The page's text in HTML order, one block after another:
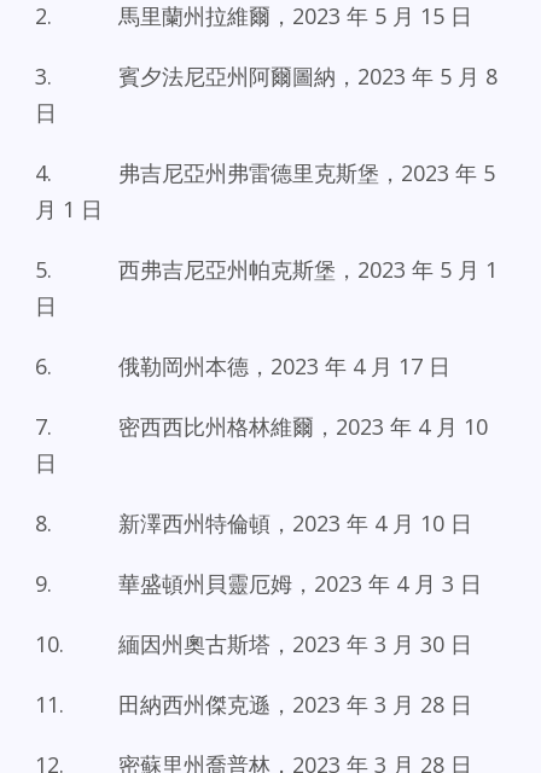
2. 馬里蘭州拉維爾，2023 年 5 月 15 日
3. 賓夕法尼亞州阿爾圖納，2023 年 5 月 8
日
4. 弗吉尼亞州弗雷德里克斯堡，2023 年 5
月 1 日
5. 西弗吉尼亞州帕克斯堡，2023 年 5 月 1
日
6. 俄勒岡州本德，2023 年 4 月 17 日
7. 密西西比州格林維爾，2023 年 4 月 10
日
8. 新澤西州特倫頓，2023 年 4 月 10 日
9. 華盛頓州貝靈厄姆，2023 年 4 月 3 日
10. 緬因州奧古斯塔，2023 年 3 月 30 日
11. 田納西州傑克遜，2023 年 3 月 28 日
12. 密蘇里州喬普林，2023 年 3 月 28 日